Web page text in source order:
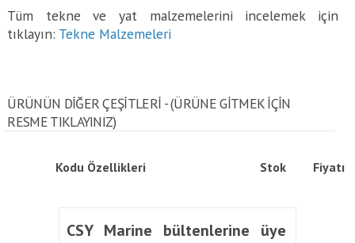
Tüm tekne ve yat malzemelerini incelemek için
tıklayın: Tekne Malzemeleri
ÜRÜNÜN DİĞER ÇEŞİTLERİ - (ÜRÜNE GITMEK IÇIN
RESME TIKLAYINIZ)
Kodu Özellikleri Stok Fiyatı
CSY Marine bültenlerine üye